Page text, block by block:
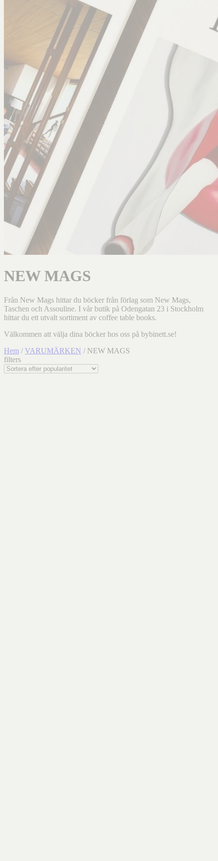
NEW MAGS
Från New Mags hittar du böcker från förlag som New Mags,
Taschen och Assouline. I vår butik på Odengatan 23 i Stockholm
hittar du ett utvalt sortiment av coffee table books.
Välkommen att välja dina böcker hos oss på bybinett.se!
Hem / VARUMÄRKEN / NEW MAGS
filters